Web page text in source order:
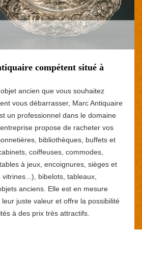
compétent situé à
ancien que vous souhaitez
vous débarrasser, Marc Antiquaire
un professionnel dans le domaine
propose de racheter vos
bibliothèques, buffets et
coiffeuses, commodes,
à jeux, encoignures, sièges et
bibelots, tableaux,
anciens. Elle est en mesure
juste valeur et offre la possibilité
à des prix très attractifs.